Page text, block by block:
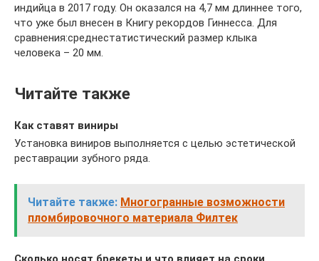
индийца в 2017 году. Он оказался на 4,7 мм длиннее того,
что уже был внесен в Книгу рекордов Гиннесса. Для
сравнения:среднестатистический размер клыка
человека – 20 мм.
Читайте также
Как ставят виниры
Установка виниров выполняется с целью эстетической
реставрации зубного ряда.
Читайте также: Многогранные возможности
пломбировочного материала Филтек